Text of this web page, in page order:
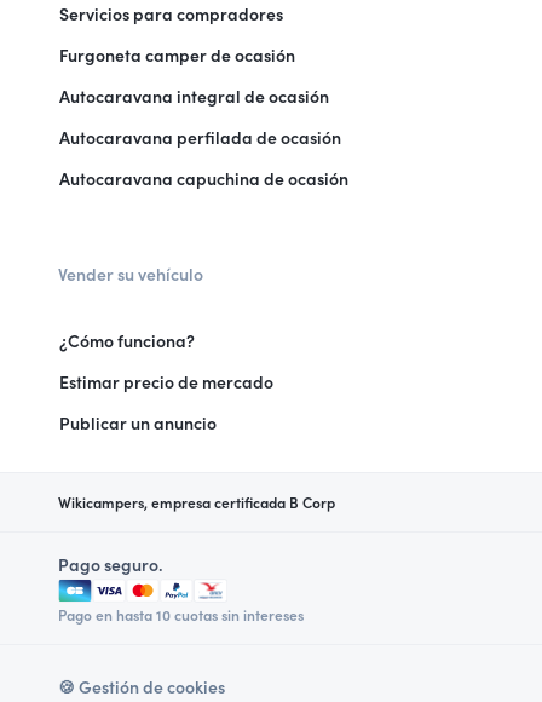
Servicios para compradores
Furgoneta camper de ocasión
Autocaravana integral de ocasión
Autocaravana perfilada de ocasión
Autocaravana capuchina de ocasión
Vender su vehículo
¿Cómo funciona?
Estimar precio de mercado
Publicar un anuncio
Wikicampers, empresa certificada B Corp
Pago seguro.
Pago en hasta 10 cuotas sin intereses
🍪 Gestión de cookies